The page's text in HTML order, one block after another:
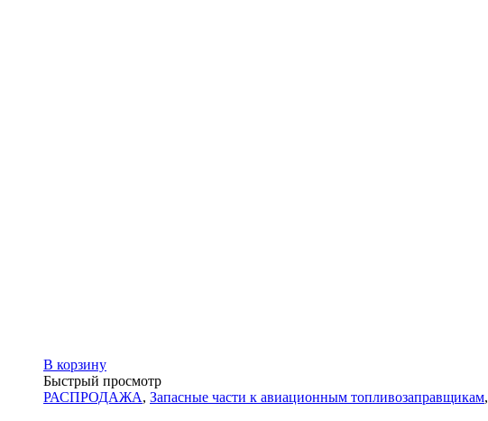
В корзину
Быстрый просмотр
РАСПРОДАЖА, Запасные части к авиационным топливозаправщикам,